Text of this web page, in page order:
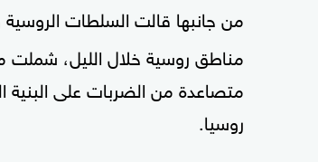
من جانبها قالت السلطات الروسية
مناطق روسية خلال الليل،
متصاعدة من الضربات على ⁠البنية
روسيا.